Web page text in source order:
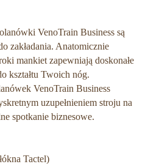
VenoTrain Business są
zakładania. Anatomicznie
mankiet zapewniają doskonałe
kształtu Twoich nóg.
VenoTrain Business
uzupełnieniem stroju na
spotkanie biznesowe.
Tactel)